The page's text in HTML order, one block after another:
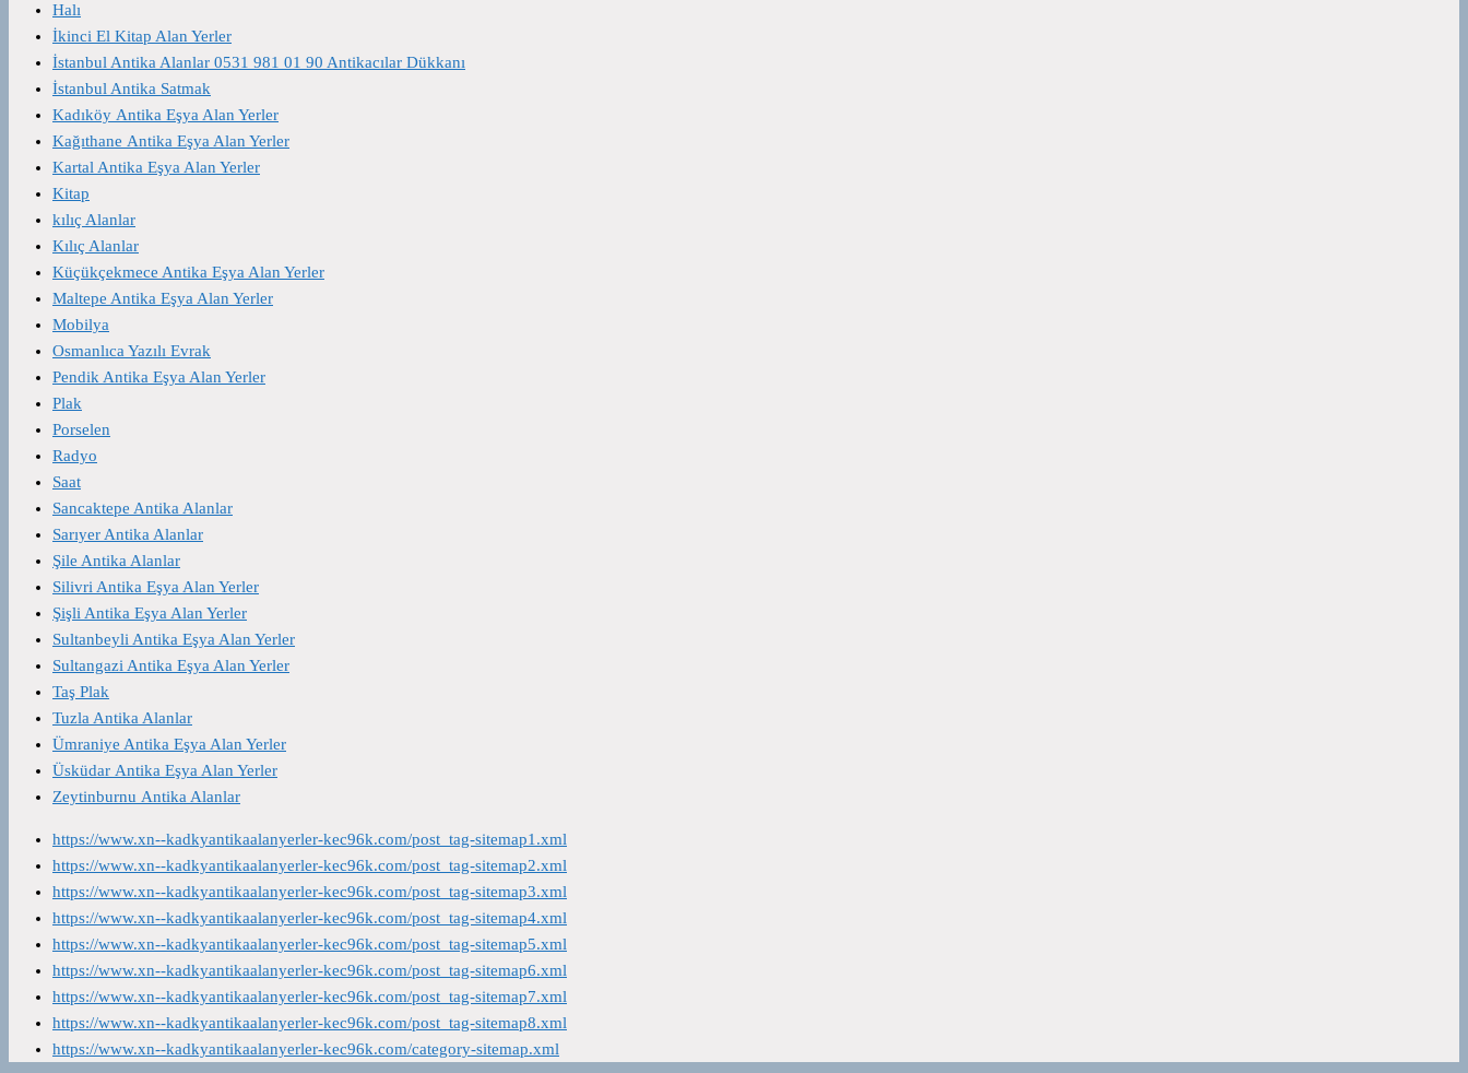
Halı
İkinci El Kitap Alan Yerler
İstanbul Antika Alanlar 0531 981 01 90 Antikacılar Dükkanı
İstanbul Antika Satmak
Kadıköy Antika Eşya Alan Yerler
Kağıthane Antika Eşya Alan Yerler
Kartal Antika Eşya Alan Yerler
Kitap
kılıç Alanlar
Kılıç Alanlar
Küçükçekmece Antika Eşya Alan Yerler
Maltepe Antika Eşya Alan Yerler
Mobilya
Osmanlıca Yazılı Evrak
Pendik Antika Eşya Alan Yerler
Plak
Porselen
Radyo
Saat
Sancaktepe Antika Alanlar
Sarıyer Antika Alanlar
Şile Antika Alanlar
Silivri Antika Eşya Alan Yerler
Şişli Antika Eşya Alan Yerler
Sultanbeyli Antika Eşya Alan Yerler
Sultangazi Antika Eşya Alan Yerler
Taş Plak
Tuzla Antika Alanlar
Ümraniye Antika Eşya Alan Yerler
Üsküdar Antika Eşya Alan Yerler
Zeytinburnu Antika Alanlar
https://www.xn--kadkyantikaalanyerler-kec96k.com/post_tag-sitemap1.xml
https://www.xn--kadkyantikaalanyerler-kec96k.com/post_tag-sitemap2.xml
https://www.xn--kadkyantikaalanyerler-kec96k.com/post_tag-sitemap3.xml
https://www.xn--kadkyantikaalanyerler-kec96k.com/post_tag-sitemap4.xml
https://www.xn--kadkyantikaalanyerler-kec96k.com/post_tag-sitemap5.xml
https://www.xn--kadkyantikaalanyerler-kec96k.com/post_tag-sitemap6.xml
https://www.xn--kadkyantikaalanyerler-kec96k.com/post_tag-sitemap7.xml
https://www.xn--kadkyantikaalanyerler-kec96k.com/post_tag-sitemap8.xml
https://www.xn--kadkyantikaalanyerler-kec96k.com/category-sitemap.xml